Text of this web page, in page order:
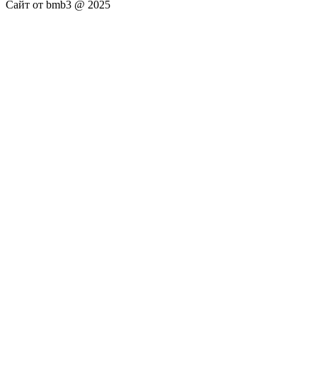
Сайт от bmb3 @ 2025